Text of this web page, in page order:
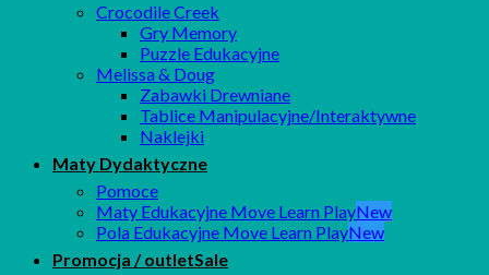
Crocodile Creek
Gry Memory
Puzzle Edukacyjne
Melissa & Doug
Zabawki Drewniane
Tablice Manipulacyjne/Interaktywne
Naklejki
Maty Dydaktyczne
Pomoce
Maty Edukacyjne Move Learn Play
Pola Edukacyjne Move Learn Play
Promocja / outlet